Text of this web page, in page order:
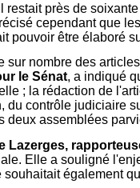
restait près de
cependant que
pouvoir être élaboré
sur nombre des
le Sénat, a indiqué
; la rédaction de
du contrôle judiciaire
deux assemblées
Lazerges,
Elle a souligné
également